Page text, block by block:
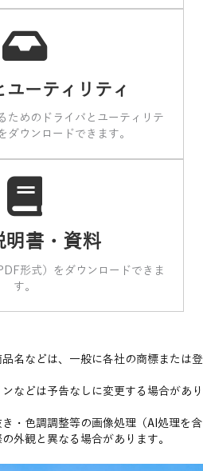
ユーティリティ
ためのドライバとユーティリテ
ダウンロードできます。
明書・資料
形式）をダウンロードできま
す​。
名などは、一般に各社の商標または登
などは予告なしに変更する場合があり
・色調調整等の画像処理（AI処理を含
外観と異なる場合があります。